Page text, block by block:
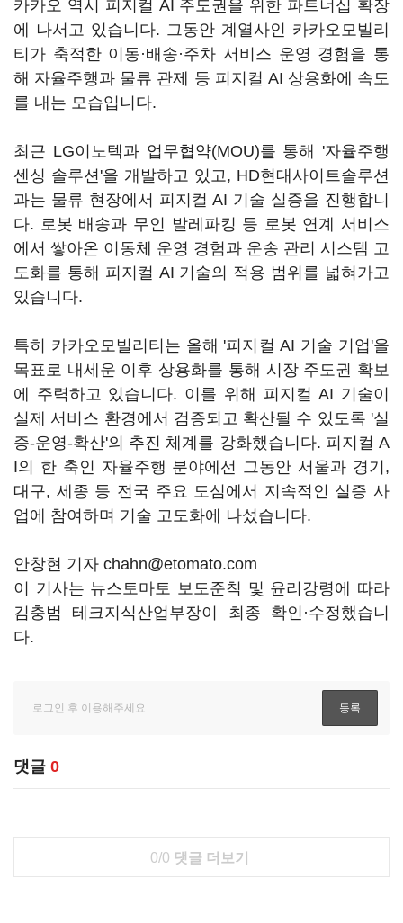
카카오 역시 피지컬 AI 주도권을 위한 파트너십 확장
에 나서고 있습니다. 그동안 계열사인 카카오모빌리
티가 축적한 이동·배송·주차 서비스 운영 경험을 통
해 자율주행과 물류 관제 등 피지컬 AI 상용화에 속도
를 내는 모습입니다.
최근 LG이노텍과 업무협약(MOU)를 통해 '자율주행
센싱 솔루션'을 개발하고 있고, HD현대사이트솔루션
과는 물류 현장에서 피지컬 AI 기술 실증을 진행합니
다. 로봇 배송과 무인 발레파킹 등 로봇 연계 서비스
에서 쌓아온 이동체 운영 경험과 운송 관리 시스템 고
도화를 통해 피지컬 AI 기술의 적용 범위를 넓혀가고
있습니다.
특히 카카오모빌리티는 올해 '피지컬 AI 기술 기업'을
목표로 내세운 이후 상용화를 통해 시장 주도권 확보
에 주력하고 있습니다. 이를 위해 피지컬 AI 기술이
실제 서비스 환경에서 검증되고 확산될 수 있도록 '실
증-운영-확산'의 추진 체계를 강화했습니다. 피지컬 A
I의 한 축인 자율주행 분야에선 그동안 서울과 경기,
대구, 세종 등 전국 주요 도심에서 지속적인 실증 사
업에 참여하며 기술 고도화에 나섰습니다.
안창현 기자 chahn@etomato.com
이 기사는 뉴스토마토 보도준칙 및 윤리강령에 따라
김충범 테크지식산업부장이 최종 확인·수정했습니
다.
댓글 0
0/0 댓글 더보기